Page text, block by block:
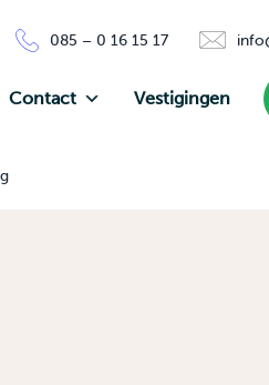
085 – 0 16 15 17
Contact Vestigingen